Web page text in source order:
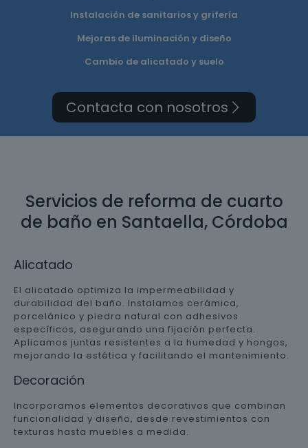
Instalación de sanitarios y grifería
Mejoras de iluminación y diseño
Cambio de alicatado y suelo
Contacta con nosotros
Servicios de reforma de cuarto
de baño en Santaella, Córdoba
Alicatado
El alicatado optimiza la impermeabilidad y
durabilidad del baño. Instalamos cerámica,
porcelánico y piedra natural con adhesivos
específicos, asegurando una fijación perfecta.
Aplicamos juntas resistentes a la humedad y hongos,
mejorando la estética y facilitando el mantenimiento.
Decoración
Incorporamos elementos decorativos que combinan
funcionalidad y diseño, desde revestimientos con
texturas hasta muebles a medida.